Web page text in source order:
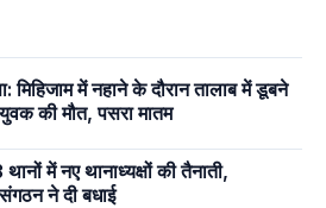
मिहिजाम में नहाने के दौरान तालाब में डूबने
की मौत, पसरा मातम
में नए थानाध्यक्षों की तैनाती,
ने दी बधाई